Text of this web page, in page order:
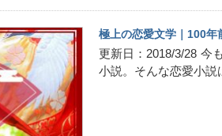
極上の恋愛文学｜100年
更新日：2018/3/28 今
小説。そんな恋愛小